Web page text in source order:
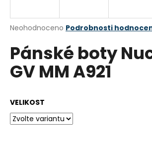
Průměrné
produktu
je
0,0
z
Neohodnoceno Podrobnosti
Pánské boty
GV MM A921
VELIKOST
j
t
?